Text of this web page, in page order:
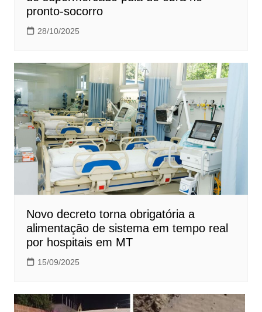
pronto-socorro
28/10/2025
Novo decreto torna obrigatória a
alimentação de sistema em tempo real
por hospitais em MT
15/09/2025